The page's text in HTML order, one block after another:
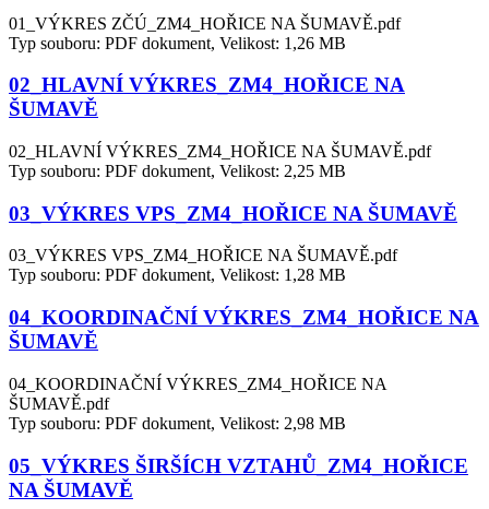
01_VÝKRES ZČÚ_ZM4_HOŘICE NA ŠUMAVĚ.pdf
Typ souboru: PDF dokument, Velikost: 1,26 MB
02_HLAVNÍ VÝKRES_ZM4_HOŘICE NA
ŠUMAVĚ
02_HLAVNÍ VÝKRES_ZM4_HOŘICE NA ŠUMAVĚ.pdf
Typ souboru: PDF dokument, Velikost: 2,25 MB
03_VÝKRES VPS_ZM4_HOŘICE NA ŠUMAVĚ
03_VÝKRES VPS_ZM4_HOŘICE NA ŠUMAVĚ.pdf
Typ souboru: PDF dokument, Velikost: 1,28 MB
04_KOORDINAČNÍ VÝKRES_ZM4_HOŘICE NA
ŠUMAVĚ
04_KOORDINAČNÍ VÝKRES_ZM4_HOŘICE NA
ŠUMAVĚ.pdf
Typ souboru: PDF dokument, Velikost: 2,98 MB
05_VÝKRES ŠIRŠÍCH VZTAHŮ_ZM4_HOŘICE
NA ŠUMAVĚ